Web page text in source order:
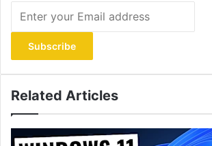
your
Email
address
Related Articles